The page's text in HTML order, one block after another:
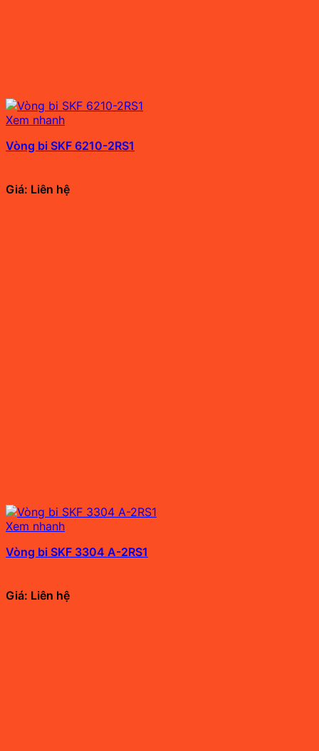
Xem nhanh
Vòng bi SKF 6210-2RS1
Giá: Liên hệ
Xem nhanh
Vòng bi SKF 3304 A-2RS1
Giá: Liên hệ